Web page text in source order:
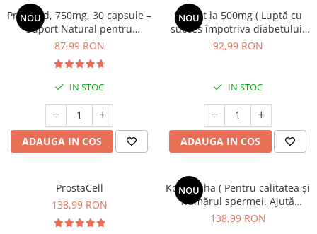
Mâini și Unghii
Creme mâini
Tratamente unghii
Cosmetice coreene
Beauty of Joseon
PETITFEE
Mary & May
COSRX
Haruharu Wonder
Probiotice
Proteine din zer (Whey Protein)
Quercetin
Resveratrol
Scortisoara
Seleniu
Seminte de in
Ulei de cocos
NOU
ProstiAid, 750mg, 30 capsule –
Suport Natural pentru
Prostată Sănătoasă și Urinare
87,99 RON
IN STOC
ADAUGA IN COS
NOU
Shilajit la 500mg ( Luptă cu
succes împotriva diabetului,
infecțiilor urinare, impotenței,
* 60 cps
92,99 RON
IN STOC
ADAUGA IN COS
ProstaCell
138,99 RON
NOU
Kokilaksha ( Pentru calitatea și
numărul spermei. Ajută
bărbatul să producă
138,99 RON